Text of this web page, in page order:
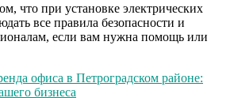
что при установке электрических
все правила безопасности и
если вам нужна помощь или
офиса в Петроградском районе:
бизнеса